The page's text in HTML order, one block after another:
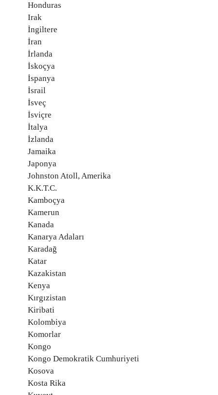
Honduras
Irak
İngiltere
İran
İrlanda
İskoçya
İspanya
İsrail
İsveç
İsviçre
İtalya
İzlanda
Jamaika
Japonya
Johnston Atoll, Amerika
K.K.T.C.
Kamboçya
Kamerun
Kanada
Kanarya Adaları
Karadağ
Katar
Kazakistan
Kenya
Kırgızistan
Kiribati
Kolombiya
Komorlar
Kongo
Kongo Demokratik Cumhuriyeti
Kosova
Kosta Rika